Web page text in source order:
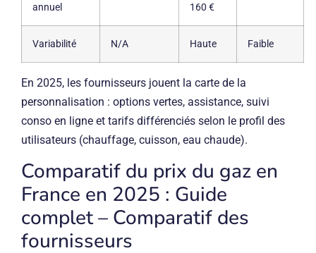
annuel
160 €
Variabilité N/A Haute Faible
En 2025, les fournisseurs jouent la carte de la
personnalisation : options vertes, assistance, suivi
conso en ligne et tarifs différenciés selon le profil des
utilisateurs (chauffage, cuisson, eau chaude).
Comparatif du prix du gaz en
France en 2025 : Guide
complet – Comparatif des
fournisseurs